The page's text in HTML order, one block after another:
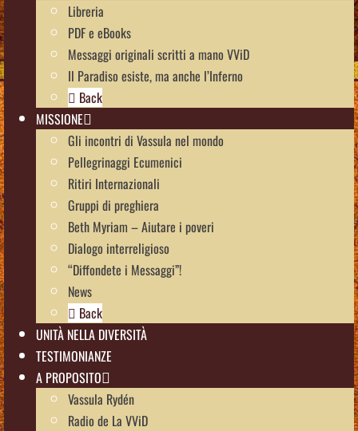
Libreria
PDF e eBooks
Messaggi originali scritti a mano VViD
Il Paradiso esiste, ma anche l’Inferno
Back
MISSIONE
Gli incontri di Vassula nel mondo
Pellegrinaggi Ecumenici
Ritiri Internazionali
Gruppi di preghiera
Beth Myriam – Aiutare i poveri
Dialogo interreligioso
“Diffondete i Messaggi”!
News
Back
UNITÀ NELLA DIVERSITÀ
TESTIMONIANZE
A PROPOSITO
Vassula Rydén
Radio de La VViD